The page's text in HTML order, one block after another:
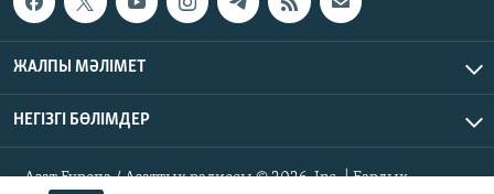
ЖАЛПЫ МӘЛІМЕТ
НЕГІЗГІ БӨЛІМДЕР
Азат Еуропа / Азаттық радиосы © 2026, Inc. | Барлық